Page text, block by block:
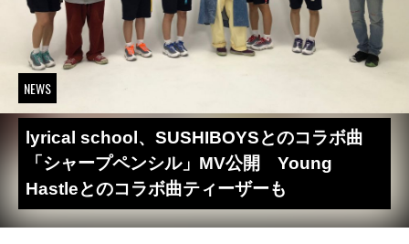
NEWS
lyrical school、SUSHIBOYSとのコラボ曲
「シャープペンシル」MV公開 Young
Hastleとのコラボ曲ティーザーも